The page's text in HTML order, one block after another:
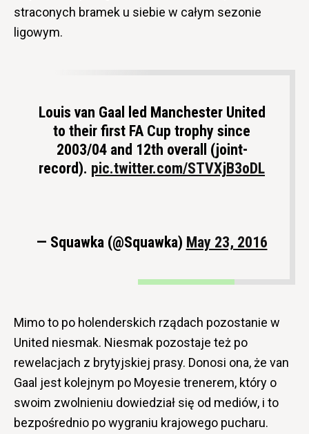
straconych bramek u siebie w całym sezonie
ligowym.
Louis van Gaal led Manchester United
to their first FA Cup trophy since
2003/04 and 12th overall (joint-
record). pic.twitter.com/STVXjB3oDL
— Squawka (@Squawka) May 23, 2016
Mimo to po holenderskich rządach pozostanie w
United niesmak. Niesmak pozostaje też po
rewelacjach z brytyjskiej prasy. Donosi ona, że van
Gaal jest kolejnym po Moyesie trenerem, który o
swoim zwolnieniu dowiedział się od mediów, i to
bezpośrednio po wygraniu krajowego pucharu.